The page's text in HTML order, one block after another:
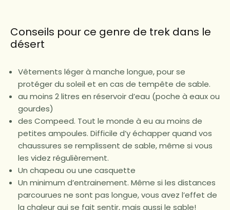
Conseils pour ce genre de trek dans le
désert
Vêtements léger à manche longue, pour se
protéger du soleil et en cas de tempête de sable.
au moins 2 litres en réservoir d’eau (poche à eaux ou
gourdes)
des Compeed. Tout le monde à eu au moins de
petites ampoules. Difficile d’y échapper quand vos
chaussures se remplissent de sable, même si vous
les videz régulièrement.
Un chapeau ou une casquette
Un minimum d’entrainement. Même si les distances
parcourues ne sont pas longue, vous avez l’effet de
la chaleur qui se fait sentir, mais aussi le sable!